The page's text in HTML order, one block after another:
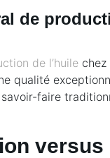
de
de l’huile
qualité
savoir-faire
versus